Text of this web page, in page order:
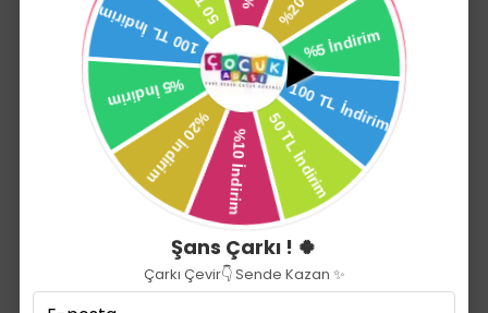
Şans Çarkı ! 🍀
Çarkı Çevir👇 Sende Kazan ✨